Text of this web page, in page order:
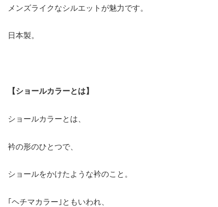
メンズライクなシルエットが魅力です。
日本製。
【ショールカラーとは】
ショールカラーとは、
衿の形のひとつで、
ショールをかけたような衿のこと。
｢ヘチマカラー｣ともいわれ、